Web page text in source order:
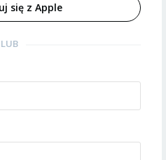
się z Apple
LUB